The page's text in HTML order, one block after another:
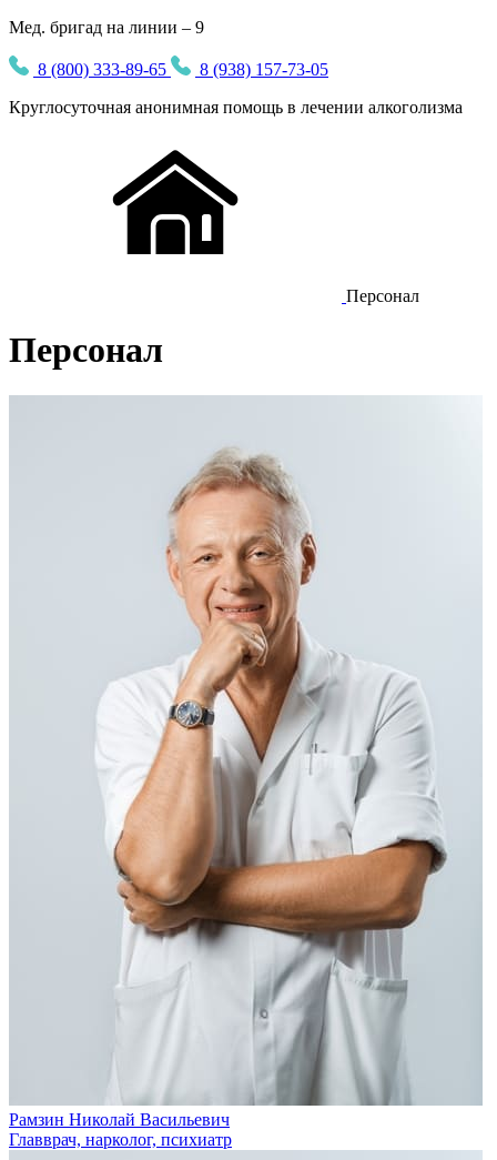
Мед. бригад на линии – 9
8 (800) 333-89-65
8 (938) 157-73-05
Круглосуточная анонимная помощь в лечении алкоголизма
Персонал
Персонал
Рамзин Николай Васильевич
Главврач, нарколог, психиатр